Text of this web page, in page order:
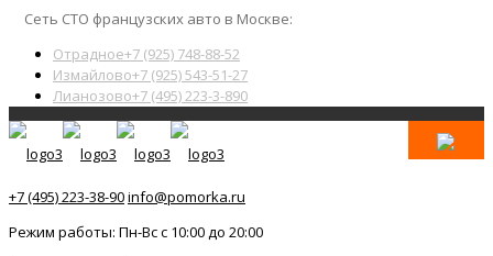
Сеть СТО французских авто в Москве:
Отрадное+7 (925) 748-88-52
Измайлово+7 (925) 543-51-27
Лианозово+7 (495) 223-3-890
+7 (495) 223-38-90info@pomorka.ru
Режим работы: Пн-Вс с 10:00 до 20:00